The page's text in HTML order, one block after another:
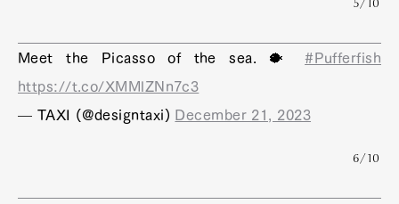
5/10
Meet the Picasso of the sea. 🐡#Pufferfish
https://t.co/XMMlZNn7c3
— TAXI (@designtaxi) December 21, 2023
6/10